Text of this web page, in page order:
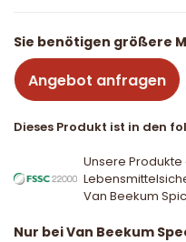
Sie benötigen größere
Angebot anfragen
Dieses Produkt ist in den
Unsere
Van Beekum
Nur bei Van Beekum